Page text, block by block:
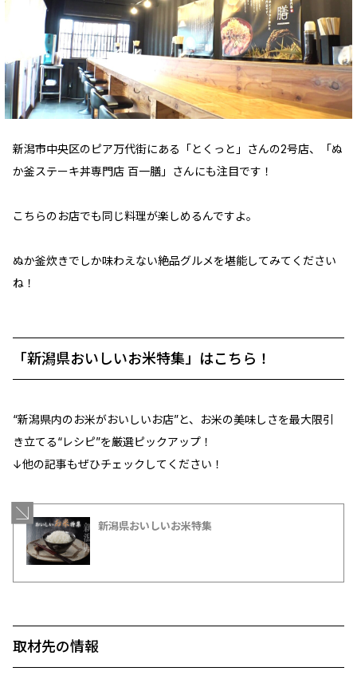
新潟市中央区のピア万代街にある「とくっと」さんの2号店、「ぬ
か釜ステーキ丼専門店 百一膳」さんにも注目です！
こちらのお店でも同じ料理が楽しめるんですよ。
ぬか釜炊きでしか味わえない絶品グルメを堪能してみてください
ね！
「新潟県おいしいお米特集」はこちら！
“新潟県内のお米がおいしいお店”と、お米の美味しさを最大限引
き立てる“レシピ”を厳選ピックアップ！
↓他の記事もぜひチェックしてください！
新潟県おいしいお米特集
取材先の情報